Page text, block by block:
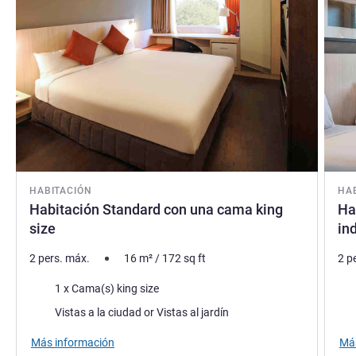
HABITACIÓN
Habitación Standard con una cama king
size
2 pers. máx. 16 m²/ 172sq ft
Ropa de cama
1 x Cama(s) king size
Views :
Vistas a la ciudad or Vistas al jardín
Más información
2